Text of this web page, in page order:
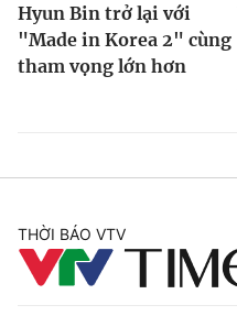
Hyun Bin trở lại với
"Made in Korea 2" cùng
tham vọng lớn hơn
THỜI BÁO VTV